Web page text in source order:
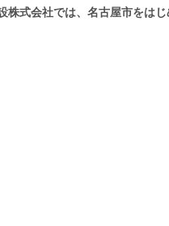
株式会社では、名古屋市をは